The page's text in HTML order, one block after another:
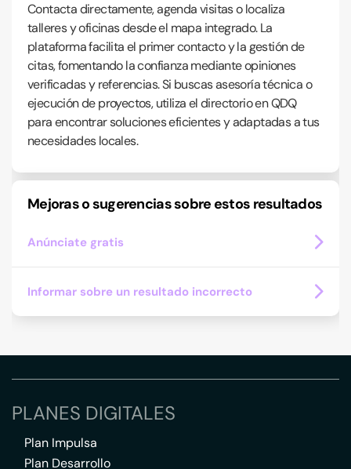
Contacta directamente, agenda visitas o localiza
talleres y oficinas desde el mapa integrado. La
plataforma facilita el primer contacto y la gestión de
citas, fomentando la confianza mediante opiniones
verificadas y referencias. Si buscas asesoría técnica o
ejecución de proyectos, utiliza el directorio en QDQ
para encontrar soluciones eficientes y adaptadas a tus
necesidades locales.
Mejoras o sugerencias sobre estos resultados
Anúnciate gratis
Informar sobre un resultado incorrecto
PLANES DIGITALES
Plan Impulsa
Plan Desarrollo